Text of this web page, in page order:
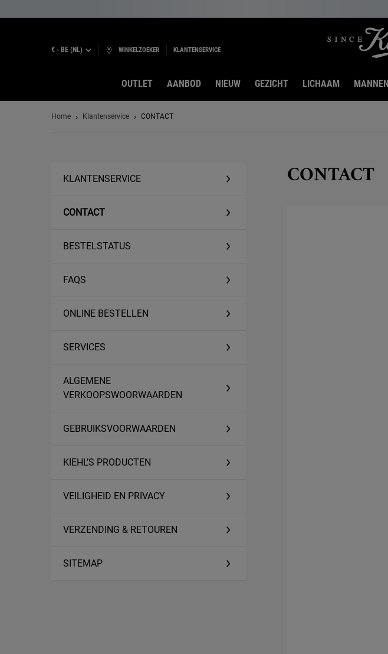
€ - BE (NL) WINKELZOEKER KLANTENSERVICE
OUTLET AANBOD NIEUW GEZICHT LICHAAM MANNEN
Home
Klantenservice CONTACT
KLANTENSERVICE
CONTACT
BESTELSTATUS
FAQS
ONLINE BESTELLEN
SERVICES
ALGEMENE
VERKOOPSWOORWAARDEN
GEBRUIKSVOORWAARDEN
KIEHL’S PRODUCTEN
VEILIGHEID EN PRIVACY
VERZENDING & RETOUREN
SITEMAP
CONTACT